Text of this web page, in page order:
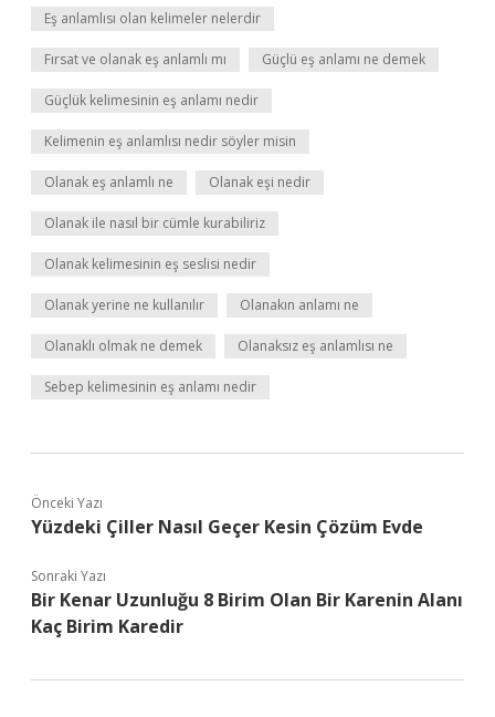
Eş anlamlısı olan kelimeler nelerdir
Fırsat ve olanak eş anlamlı mı Güçlü eş anlamı ne demek
Güçlük kelimesinin eş anlamı nedir
Kelimenin eş anlamlısı nedir söyler misin
Olanak eş anlamlı ne Olanak eşi nedir
Olanak ile nasıl bir cümle kurabiliriz
Olanak kelimesinin eş seslisi nedir
Olanak yerine ne kullanılır Olanakın anlamı ne
Olanaklı olmak ne demek Olanaksız eş anlamlısı ne
Sebep kelimesinin eş anlamı nedir
Önceki Yazı
Yüzdeki Çiller Nasıl Geçer Kesin Çözüm Evde
Sonraki Yazı
Bir Kenar Uzunluğu 8 Birim Olan Bir Karenin Alanı
Kaç Birim Karedir